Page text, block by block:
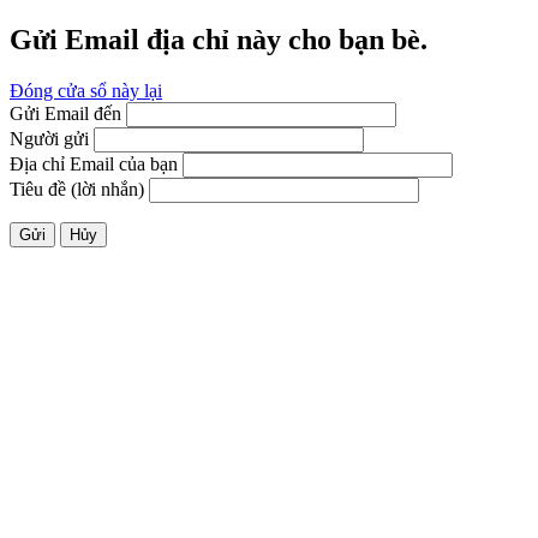
Gửi Email địa chỉ này cho bạn bè.
Đóng cửa sổ này lại
Gửi Email đến
Người gửi
Địa chỉ Email của bạn
Tiêu đề (lời nhắn)
Gửi Hủy